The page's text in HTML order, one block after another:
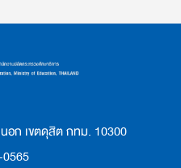
อก เขตดุสิต กทม. 10300